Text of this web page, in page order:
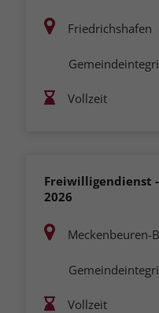
Friedrichshafen
Vollzeit
Freiwilligendienst
2026
Meckenbeuren-
Vollzeit